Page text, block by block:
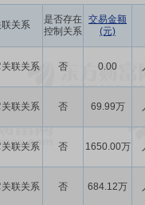
联关系
是否存在
控制关系
交易金额
(元)
联关系 否 0.00
联关系 否 69.99万
联关系 否 1650.00万
联关系 否 684.12万